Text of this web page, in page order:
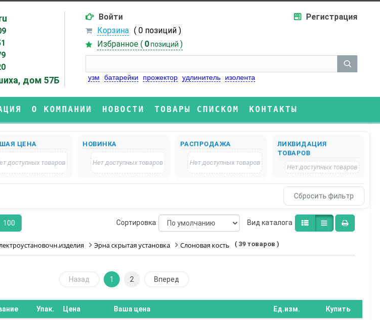
дом 57Б
Войти
Регистрация
Корзина ( 0 позиций )
Избранное ( 0 позиций )
узм батарейки прожектор удлинитель изолента
О КОМПАНИИ НОВОСТИ ТОВАРЫ СПИСКОМ КОНТАКТЫ
ЦЕНА
доступных товаров
НОВИНКА
Нет доступных товаров
РАСПРОДАЖА
Нет доступных товаров
ЛИКВИДАЦИЯ
ТОВАРОВ
Нет доступных товаров
100 Bид каталога
Сортировка
Эрна скрытая установка Слоновая кость ( 39 товаров )
Назад 1 2 Вперед
Упак. Цена Ваша цена Ед.изм. Купить